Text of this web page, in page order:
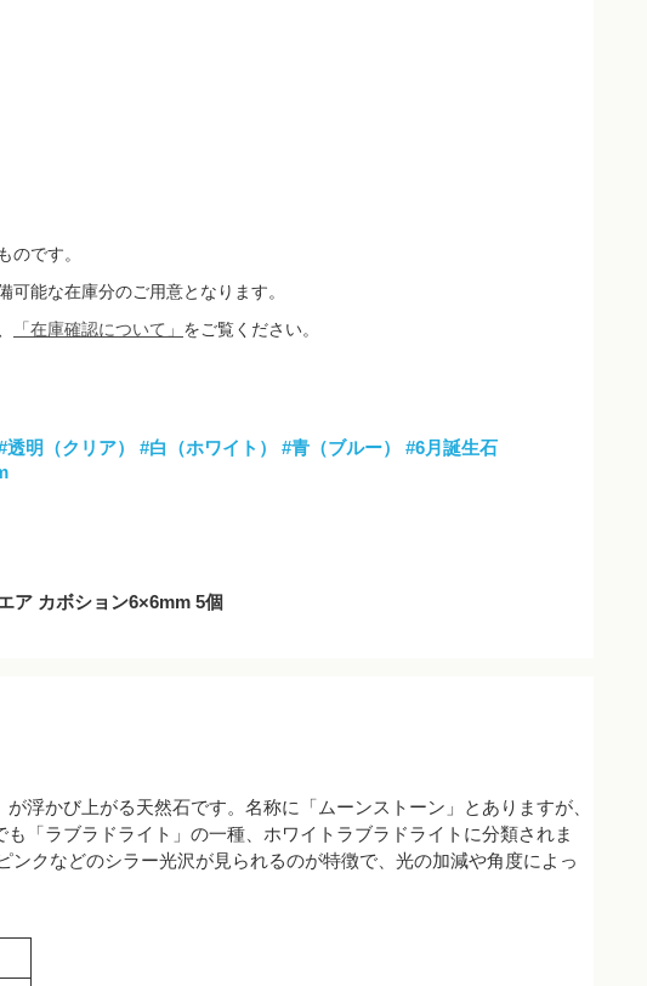
のです。
能な在庫分のご用意となります。
「在庫確認について」 をご覧ください。
透明（クリア） #白（ホワイト） #青（ブルー）
#6月誕生石
ア カボション6×6mm 5個
浮かび上がる天然石です。名称に「ムーンストーン」とありますが、
「ラブラドライト」の一種、ホワイトラブラドライトに分類されま
クなどのシラー光沢が見られるのが特徴で、光の加減や角度によっ